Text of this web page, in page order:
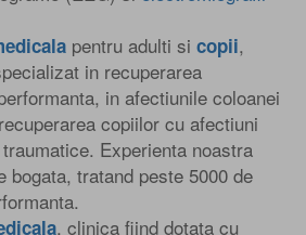
pentru adulti si copii,
in recuperarea
in afectiunile coloanei
copiilor cu afectiuni
Experienta noastra
bogata, tratand peste 5000 de
, clinica fiind dotata cu